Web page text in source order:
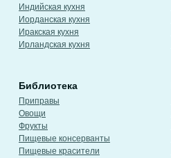
Индийская кухня
Иорданская кухня
Иракская кухня
Ирландская кухня
Библиотека
Приправы
Овощи
Фрукты
Пищевые консерванты
Пищевые красители